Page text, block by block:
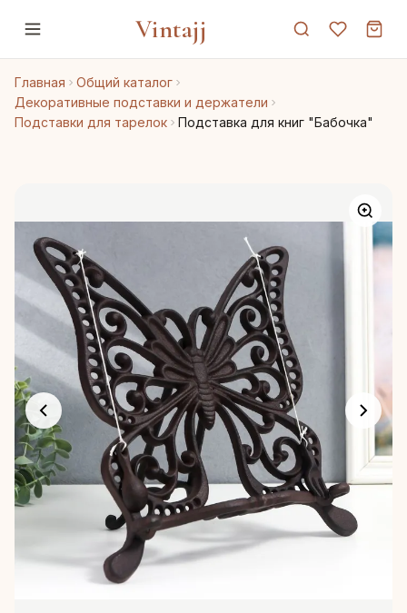
Vintajj
Главная
Общий каталог
Декоративные подставки и держатели
Подставки для тарелок
Подставка для книг "Бабочка"